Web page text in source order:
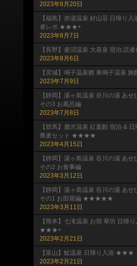
2023年8月20日
【福島】赤湯温泉 好山荘 日帰り入
者レポ ★★★+
2023年8月7日
【長野】釜沼温泉 大喜泉 宿泊 読者
2023年8月6日
【宮城】鳴子温泉郷 東鳴子温泉 旅
2023年7月9日
【静岡】湯ヶ島温泉 谷川の湯 あせ
その3 お風呂編
2023年7月8日
【群馬】鹿沢温泉 紅葉館 宿泊 & 日
蕎麦セット ★★★★
2023年4月15日
【静岡】湯ヶ島温泉 谷川の湯 あせ
その2 お食事編
2023年3月12日
【静岡】湯ヶ島温泉 谷川の湯 あせ
その1 お部屋編 ★★★★★
2023年3月11日
【熊本】七滝温泉 お宿 華坊 日帰り
★★★+
2023年2月21日
【富山】鯰温泉 日帰り入浴 ★★★
2023年2月21日